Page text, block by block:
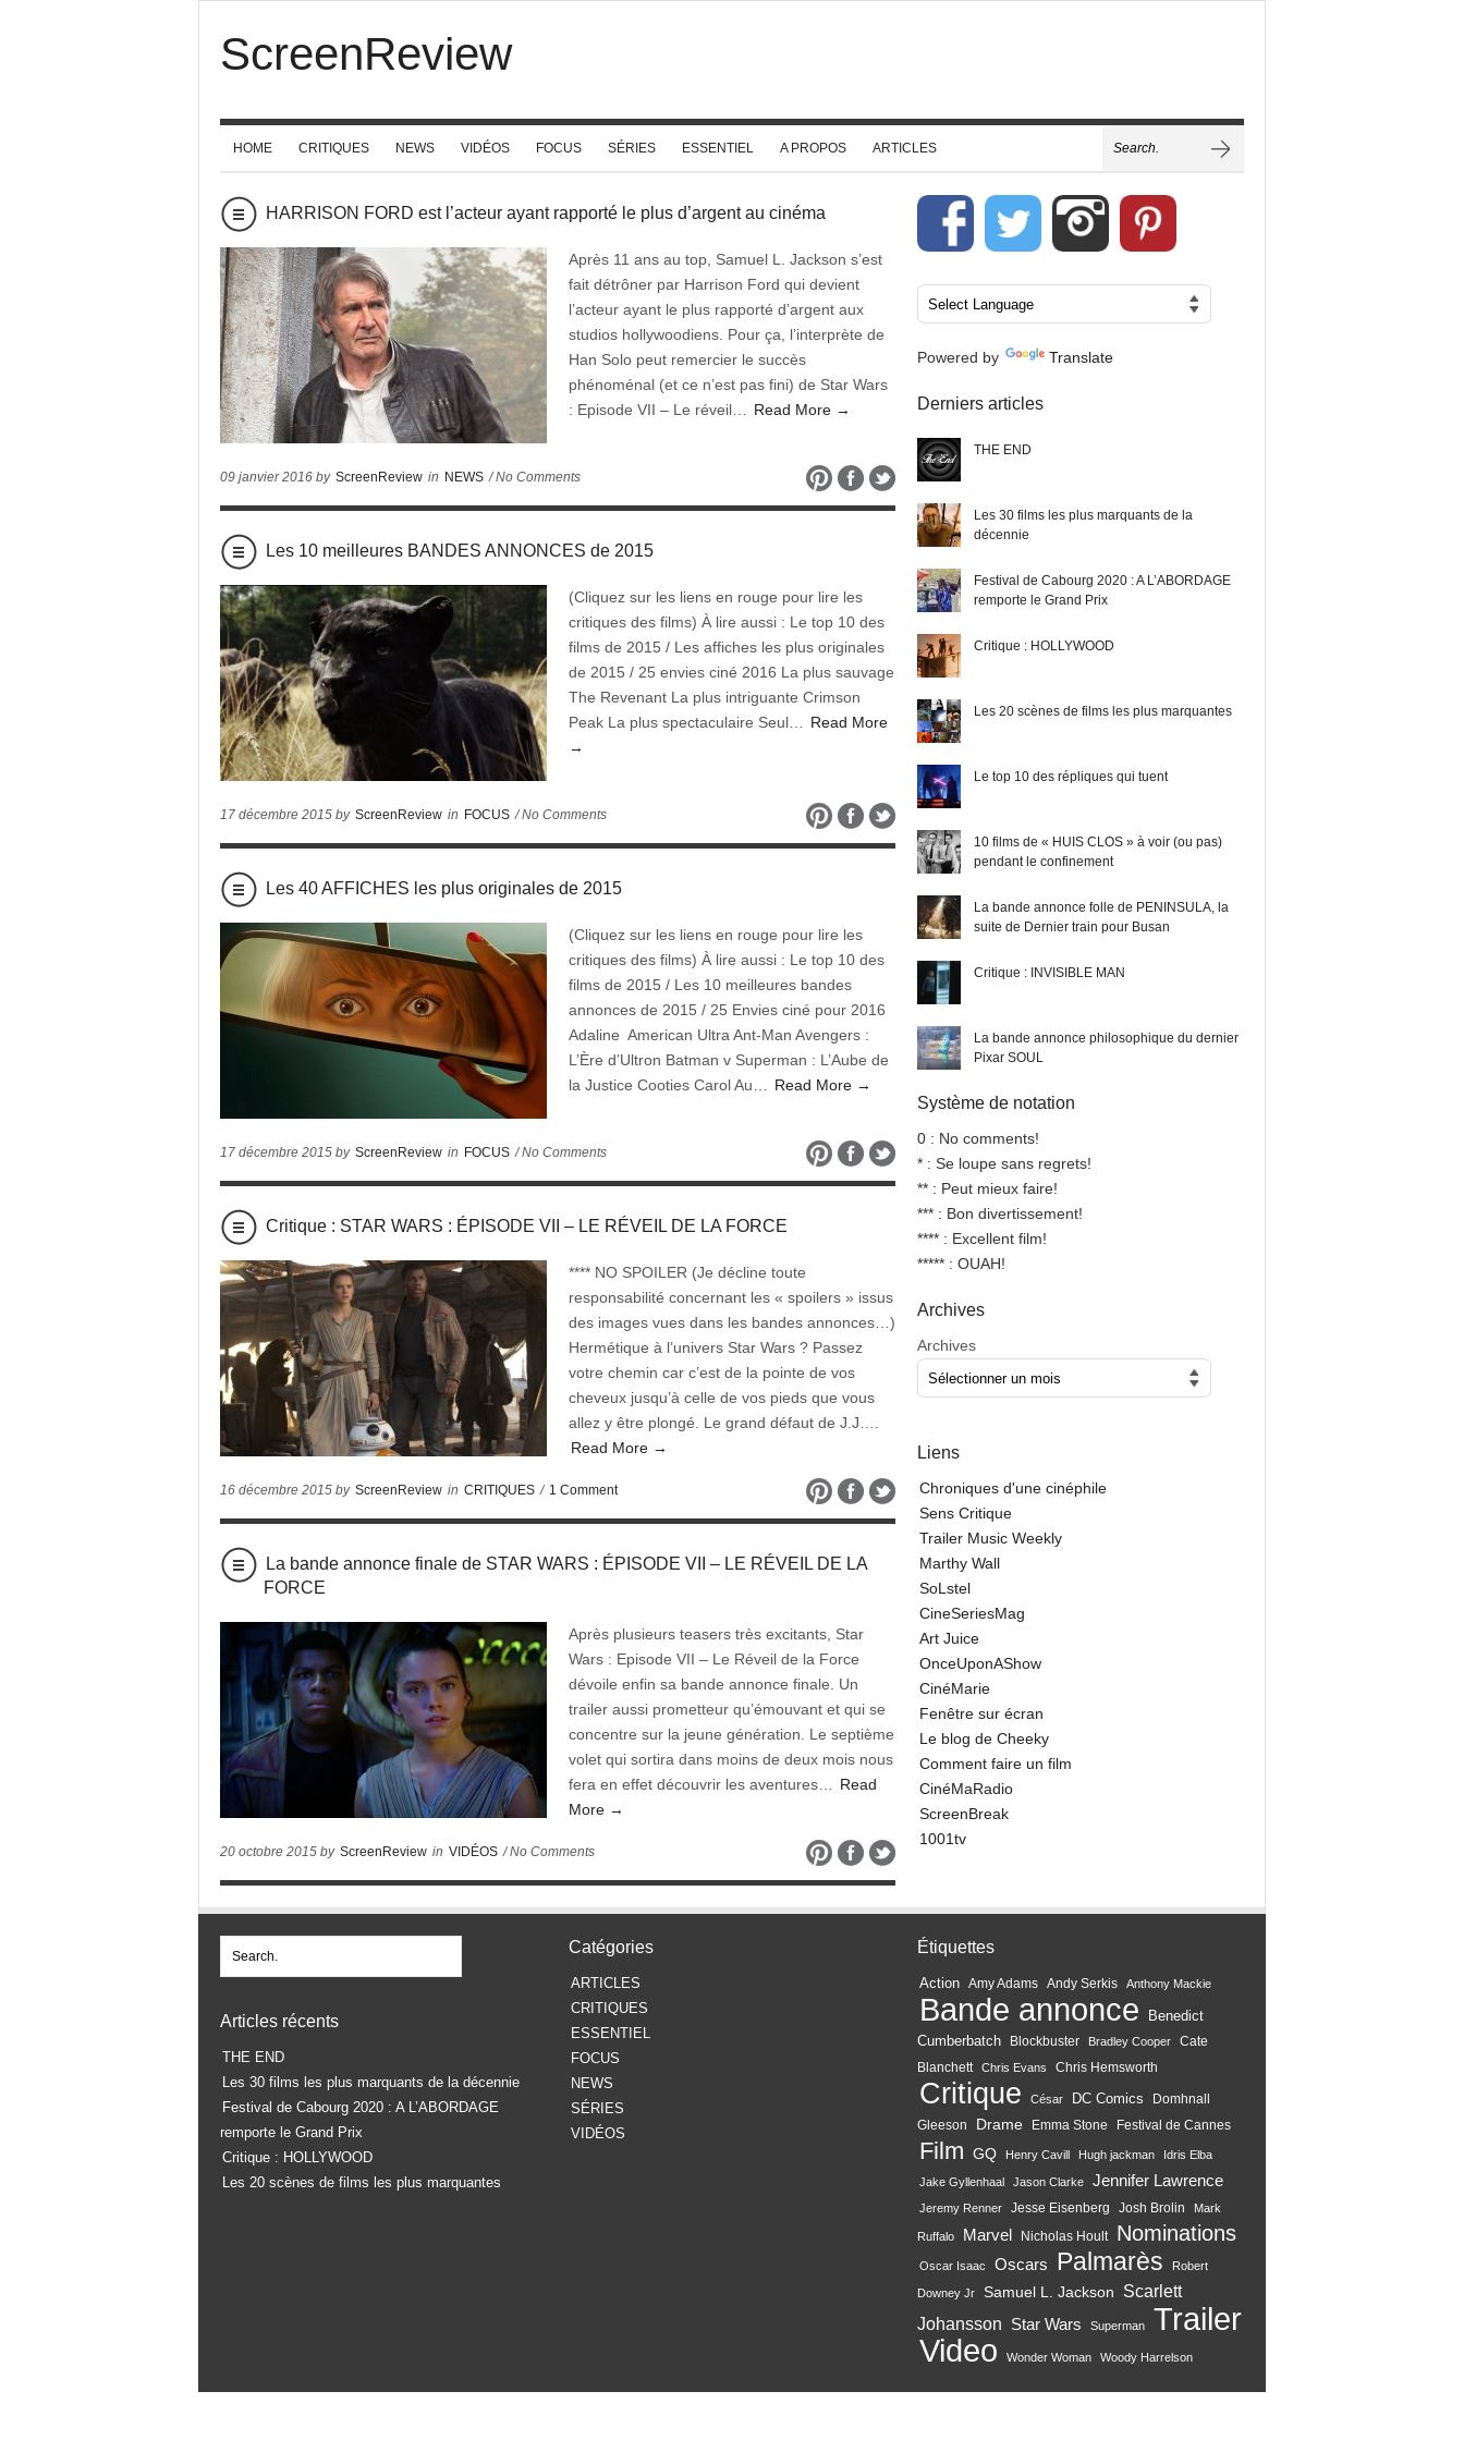
ScreenReview
HOME CRITIQUES NEWS VIDÉOS FOCUS SÉRIES ESSENTIEL A PROPOS ARTICLES
HARRISON FORD est l’acteur ayant rapporté le plus d’argent au cinéma
Après 11 ans au top, Samuel L. Jackson s’est
fait détrôner par Harrison Ford qui devient
l’acteur ayant le plus rapporté d’argent aux
studios hollywoodiens. Pour ça, l’interprète de
Han Solo peut remercier le succès
phénoménal (et ce n’est pas fini) de Star Wars
: Episode VII – Le réveil…
Read More →
09 janvier 2016 by ScreenReview in NEWS / No Comments
Les 10 meilleures BANDES ANNONCES de 2015
(Cliquez sur les liens en rouge pour lire les
critiques des films) À lire aussi : Le top 10 des
films de 2015 / Les affiches les plus originales
de 2015 / 25 envies ciné 2016 La plus sauvage
The Revenant La plus intriguante Crimson
Peak La plus spectaculaire Seul…
Read More
→
17 décembre 2015 by ScreenReview in FOCUS / No Comments
Les 40 AFFICHES les plus originales de 2015
(Cliquez sur les liens en rouge pour lire les
critiques des films) À lire aussi : Le top 10 des
films de 2015 / Les 10 meilleures bandes
annonces de 2015 / 25 Envies ciné pour 2016
Adaline American Ultra Ant-Man Avengers :
L’Ère d’Ultron Batman v Superman : L’Aube de
la Justice Cooties Carol Au…
Read More →
17 décembre 2015 by ScreenReview in FOCUS / No Comments
Critique : STAR WARS : ÉPISODE VII – LE RÉVEIL DE LA FORCE
**** NO SPOILER (Je décline toute
responsabilité concernant les « spoilers » issus
des images vues dans les bandes annonces…)
Hermétique à l’univers Star Wars ? Passez
votre chemin car c’est de la pointe de vos
cheveux jusqu’à celle de vos pieds que vous
allez y être plongé. Le grand défaut de J.J….
Read More →
16 décembre 2015 by ScreenReview in CRITIQUES / 1 Comment
La bande annonce finale de STAR WARS : ÉPISODE VII – LE RÉVEIL DE LA
FORCE
Après plusieurs teasers très excitants, Star
Wars : Episode VII – Le Réveil de la Force
dévoile enfin sa bande annonce finale. Un
trailer aussi prometteur qu’émouvant et qui se
concentre sur la jeune génération. Le septième
volet qui sortira dans moins de deux mois nous
fera en effet découvrir les aventures…
Read
More →
20 octobre 2015 by ScreenReview in VIDÉOS / No Comments
Powered by Translate
Derniers articles
THE END
Les 30 films les plus marquants de la
décennie
Festival de Cabourg 2020 : A L’ABORDAGE
remporte le Grand Prix
Critique : HOLLYWOOD
Les 20 scènes de films les plus marquantes
Le top 10 des répliques qui tuent
10 films de « HUIS CLOS » à voir (ou pas)
pendant le confinement
La bande annonce folle de PENINSULA, la
suite de Dernier train pour Busan
Critique : INVISIBLE MAN
La bande annonce philosophique du dernier
Pixar SOUL
Système de notation
0 : No comments!
* : Se loupe sans regrets!
** : Peut mieux faire!
*** : Bon divertissement!
**** : Excellent film!
***** : OUAH!
Archives
Archives
Liens
Chroniques d'une cinéphile
Sens Critique
Trailer Music Weekly
Marthy Wall
SoLstel
CineSeriesMag
Art Juice
OnceUponAShow
CinéMarie
Fenêtre sur écran
Le blog de Cheeky
Comment faire un film
CinéMaRadio
ScreenBreak
1001tv
Articles récents
THE END
Les 30 films les plus marquants de la décennie
Festival de Cabourg 2020 : A L’ABORDAGE
remporte le Grand Prix
Critique : HOLLYWOOD
Les 20 scènes de films les plus marquantes
Catégories
ARTICLES
CRITIQUES
ESSENTIEL
FOCUS
NEWS
SÉRIES
VIDÉOS
Étiquettes
Action Amy Adams Andy Serkis Anthony Mackie
Bande annonce
Benedict
Cumberbatch
Blockbuster Bradley Cooper
Cate
Blanchett
Chris Evans Chris Hemsworth
Critique César DC Comics
Domhnall
Gleeson
Drame Emma Stone Festival de Cannes
Film GQ Henry Cavill Hugh jackman Idris Elba
Jake Gyllenhaal Jason Clarke Jennifer Lawrence
Jeremy Renner Jesse Eisenberg Josh Brolin Mark
Ruffalo Marvel Nicholas Hoult Nominations
Oscar Isaac Oscars Palmarès Robert
Downey Jr Samuel L. Jackson
Scarlett
Johansson
Star Wars Superman Trailer
Video Wonder Woman Woody Harrelson